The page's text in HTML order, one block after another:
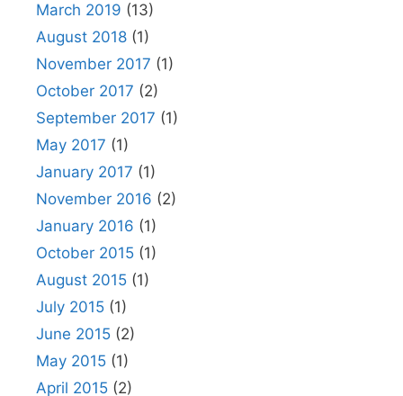
March 2019 (13)
August 2018 (1)
November 2017 (1)
October 2017 (2)
September 2017 (1)
May 2017 (1)
January 2017 (1)
November 2016 (2)
January 2016 (1)
October 2015 (1)
August 2015 (1)
July 2015 (1)
June 2015 (2)
May 2015 (1)
April 2015 (2)